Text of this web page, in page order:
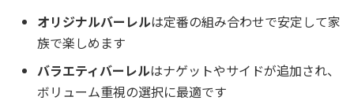
オリジナルバーレルは定番の組み合わせで安定して家
族で楽しめます
バラエティバーレルはナゲットやサイドが追加され、
ボリューム重視の選択に最適です